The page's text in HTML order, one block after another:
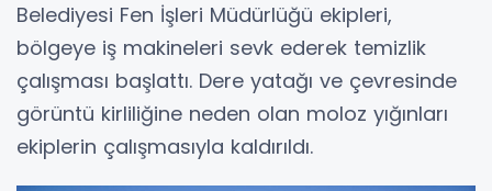
Belediyesi Fen İşleri Müdürlüğü ekipleri,
bölgeye iş makineleri sevk ederek temizlik
çalışması başlattı. Dere yatağı ve çevresinde
görüntü kirliliğine neden olan moloz yığınları
ekiplerin çalışmasıyla kaldırıldı.